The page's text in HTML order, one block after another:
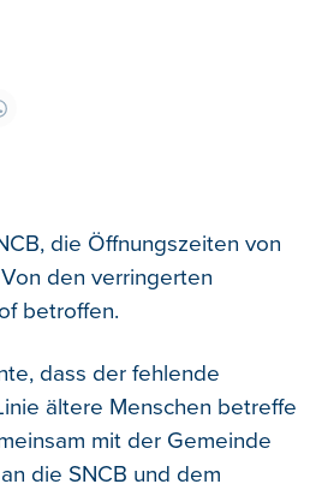
die Öffnungszeiten von
den verringerten
betroffen.
dass der fehlende
ältere Menschen betreffe
mit der Gemeinde
die SNCB und dem